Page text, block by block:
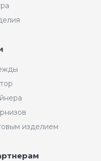
изделием